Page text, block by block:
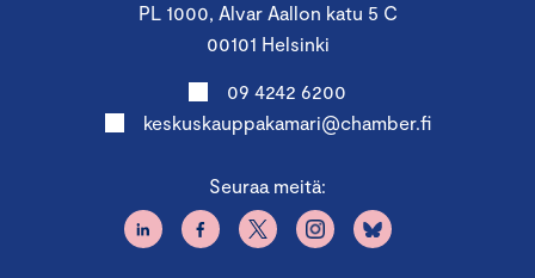
PL 1000, Alvar Aallon katu 5 C
00101 Helsinki
09 4242 6200
keskuskauppakamari@chamber.fi
Seuraa meitä: